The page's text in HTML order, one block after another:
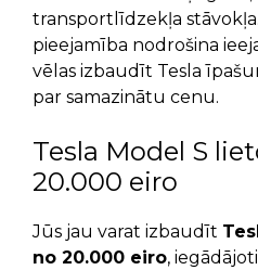
transportlīdzekļa
pieejamība nodrošina
vēlas izbaudīt Tesla
par samazinātu cenu.
Tesla Model S
20.000 eiro
Jūs jau varat izbaudīt
no 20.000 eiro,